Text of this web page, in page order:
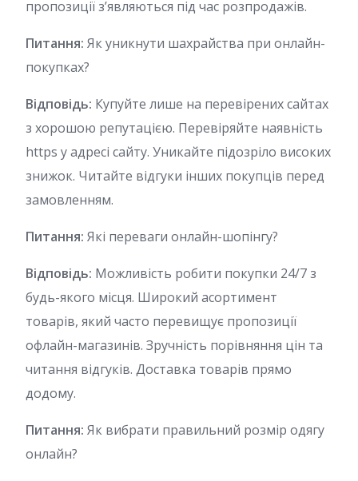
пропозиції з’являються під час розпродажів.
Питання: Як уникнути шахрайства при онлайн-
покупках?
Відповідь: Купуйте лише на перевірених сайтах
з хорошою репутацією. Перевіряйте наявність
https у адресі сайту. Уникайте підозріло високих
знижок. Читайте відгуки інших покупців перед
замовленням.
Питання: Які переваги онлайн-шопінгу?
Відповідь: Можливість робити покупки 24/7 з
будь-якого місця. Широкий асортимент
товарів, який часто перевищує пропозиції
офлайн-магазинів. Зручність порівняння цін та
читання відгуків. Доставка товарів прямо
додому.
Питання: Як вибрати правильний розмір одягу
онлайн?